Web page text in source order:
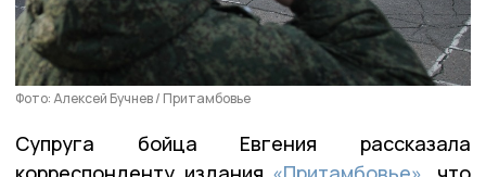
Фото: Алексей Бучнев / Притамбовье
Супруга бойца Евгения рассказала